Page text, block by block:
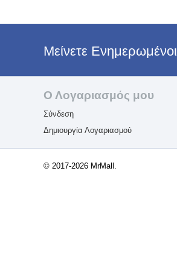
Μείνετε Ενημερωμένοι
Ο Λογαριασμός μου
Σύνδεση
Δημιουργία Λογαριασμού
© 2017-2026 MrMall.